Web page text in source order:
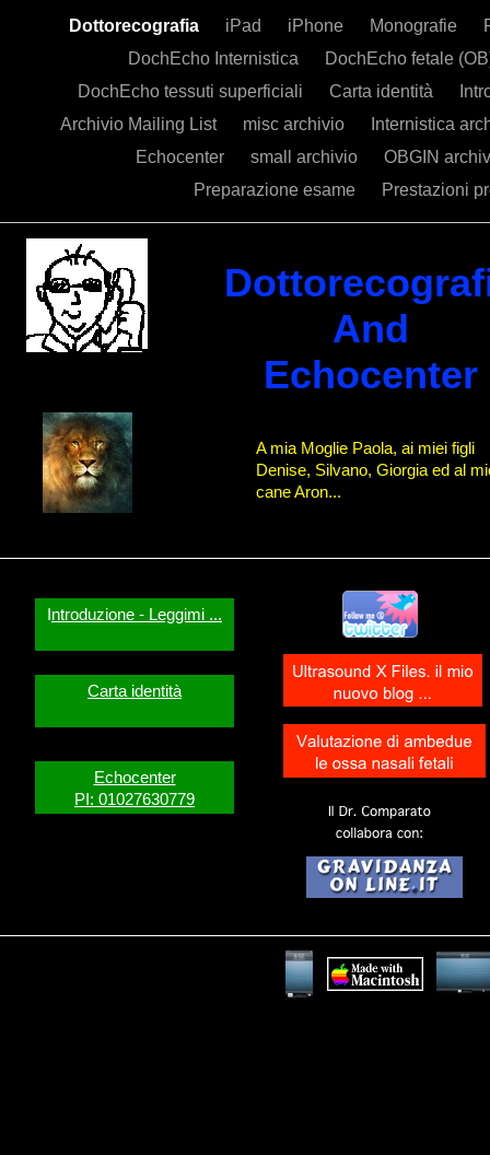
Dottorecografia iPad iPhone Monografie
DochEcho Internistica
DochEcho fetale
DochEcho tessuti superficiali
Carta identità
Archivio Mailing List
misc archivio
Internistica
Echocenter
small archivio
OBGIN
Preparazione esame
Prestazioni
And
Echocenter
A mia Moglie Paola, ai miei figli
Denise, Silvano, Giorgia ed al
cane Aron...
Introduzione - Leggimi ...
Carta identità
Echocenter
PI: 01027630779